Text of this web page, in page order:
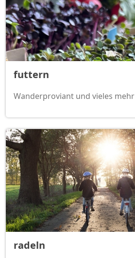
futtern
Wanderproviant und vieles mehr
radeln